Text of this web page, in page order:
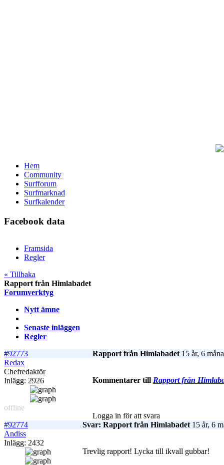
Hem
Community
Surfforum
Surfmarknad
Surfkalender
Facebook data
Framsida
Regler
« Tillbaka
Rapport från Himlabadet
Forumverktyg
Nytt ämne
Senaste inläggen
Regler
#92773
Rapport från Himlabadet15 år, 6
Redax
Chefredaktör
Inlägg: 2926
offline
Kommentarer till Rapport från
Logga in för att svara
#92774
Svar: Rapport från Himlabadet15 år, 6
Andiss
Inlägg: 2432
Trevlig rapport! Lycka till ikvall gubbar!